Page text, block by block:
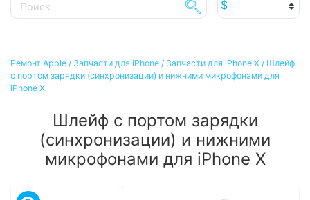
Ремонт Apple / Запчасти для iPhone / Запчасти для iPhone X / Шлейф
c портом зарядки (синхронизации) и нижними микрофонами для
iPhone X
Шлейф c портом зарядки
(синхронизации) и нижними
микрофонами для iPhone X